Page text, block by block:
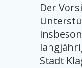
Der
Stadt